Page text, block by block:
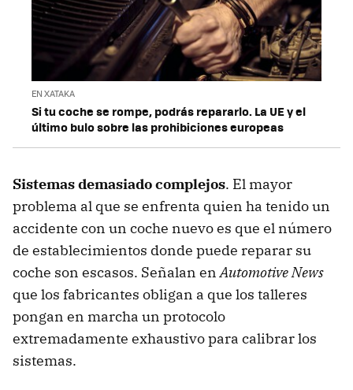
EN XATAKA
Si tu coche se rompe, podrás repararlo. La UE y el
último bulo sobre las prohibiciones europeas
Sistemas demasiado complejos. El mayor
problema al que se enfrenta quien ha tenido un
accidente con un coche nuevo es que el número
de establecimientos donde puede reparar su
coche son escasos. Señalan enAutomotive News
que los fabricantes obligan a que los talleres
pongan en marcha un protocolo
extremadamente exhaustivo para calibrar los
sistemas.